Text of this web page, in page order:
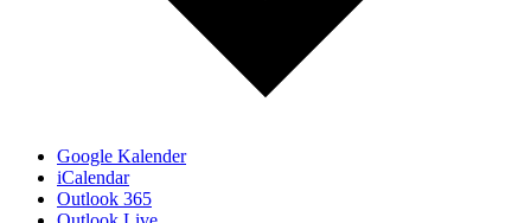
Google Kalender
iCalendar
Outlook 365